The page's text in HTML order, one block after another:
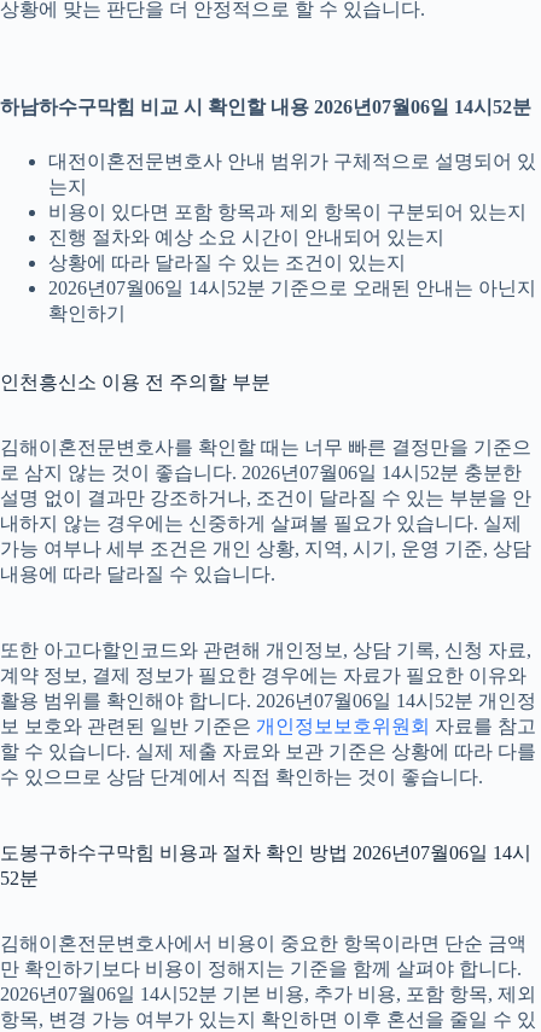
상황에 맞는 판단을 더 안정적으로 할 수 있습니다.
하남하수구막힘 비교 시 확인할 내용 2026년07월06일 14시52분
대전이혼전문변호사 안내 범위가 구체적으로 설명되어 있
는지
비용이 있다면 포함 항목과 제외 항목이 구분되어 있는지
진행 절차와 예상 소요 시간이 안내되어 있는지
상황에 따라 달라질 수 있는 조건이 있는지
2026년07월06일 14시52분 기준으로 오래된 안내는 아닌지
확인하기
인천흥신소 이용 전 주의할 부분
김해이혼전문변호사를 확인할 때는 너무 빠른 결정만을 기준으
로 삼지 않는 것이 좋습니다. 2026년07월06일 14시52분 충분한
설명 없이 결과만 강조하거나, 조건이 달라질 수 있는 부분을 안
내하지 않는 경우에는 신중하게 살펴볼 필요가 있습니다. 실제
가능 여부나 세부 조건은 개인 상황, 지역, 시기, 운영 기준, 상담
내용에 따라 달라질 수 있습니다.
또한 아고다할인코드와 관련해 개인정보, 상담 기록, 신청 자료,
계약 정보, 결제 정보가 필요한 경우에는 자료가 필요한 이유와
활용 범위를 확인해야 합니다. 2026년07월06일 14시52분 개인정
보 보호와 관련된 일반 기준은 개인정보보호위원회 자료를 참고
할 수 있습니다. 실제 제출 자료와 보관 기준은 상황에 따라 다를
수 있으므로 상담 단계에서 직접 확인하는 것이 좋습니다.
도봉구하수구막힘 비용과 절차 확인 방법 2026년07월06일 14시
52분
김해이혼전문변호사에서 비용이 중요한 항목이라면 단순 금액
만 확인하기보다 비용이 정해지는 기준을 함께 살펴야 합니다.
2026년07월06일 14시52분 기본 비용, 추가 비용, 포함 항목, 제외
항목, 변경 가능 여부가 있는지 확인하면 이후 혼선을 줄일 수 있